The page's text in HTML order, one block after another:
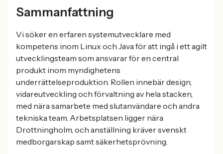
Sammanfattning
Vi söker en erfaren systemutvecklare med
kompetens inom Linux och Java för att ingå i ett agilt
utvecklingsteam som ansvarar för en central
produkt inom myndighetens
underrättelseproduktion. Rollen innebär design,
vidareutveckling och förvaltning av hela stacken,
med nära samarbete med slutanvändare och andra
tekniska team. Arbetsplatsen ligger nära
Drottningholm, och anställning kräver svenskt
medborgarskap samt säkerhetsprövning.